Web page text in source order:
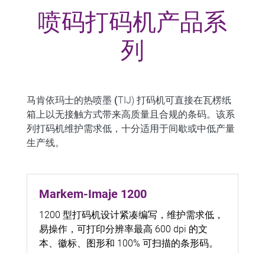
喷码打码机产品系
列
马肯依玛士的热喷墨 (TIJ) 打码机可直接在瓦楞纸
箱上以无接触方式带来高质量且合规的条码。 该系
列打码机维护需求低，十分适用于间歇或中低产量
生产线。
Markem-Imaje 1200
1200 型打码机设计紧凑编写，维护需求低，
易操作，可打印分辨率最高 600 dpi 的文
本、徽标、图形和 100% 可扫描的条形码。